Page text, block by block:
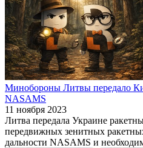
Минобороны Литвы передало
NASAMS
11 ноября 2023
Литва передала Украине
передвижных зенитных
дальности NASAMS и